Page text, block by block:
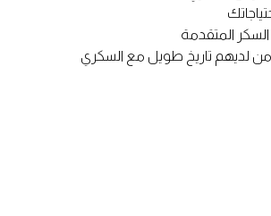
المتقدمة
لديهم تاريخ طويل مع السكري